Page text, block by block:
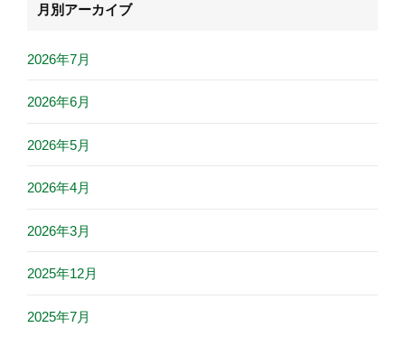
月別アーカイブ
2026年7月
2026年6月
2026年5月
2026年4月
2026年3月
2025年12月
2025年7月